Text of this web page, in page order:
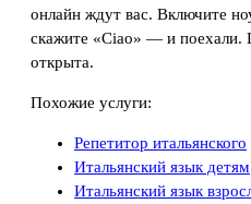
онлайн ждут вас. Включите
скажите «Ciao» — и поехали.
открыта.
Похожие услуги:
Репетитор итальянского
Итальянский язык детям
Итальянский язык